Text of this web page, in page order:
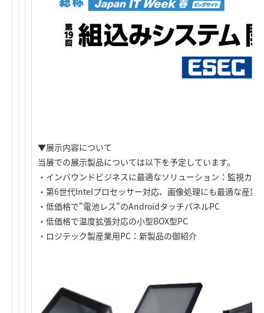
▼展示内容について
当展での展示製品については以下を予定しています。
・インバウンドビジネスに最適なソリューション：監視カ
・第6世代Intelプロセッサー対応、画像処理にも最適な産業
・低価格で"電池レス"のAndroidタッチパネルPC
・低価格で温度拡張対応の小型BOX型PC
・ロジテック製産業用PC：新製品の御紹介